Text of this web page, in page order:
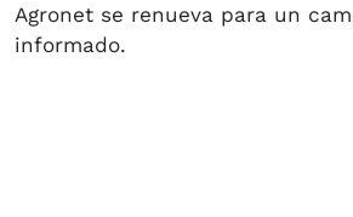
Agronet se renueva para un
informado.